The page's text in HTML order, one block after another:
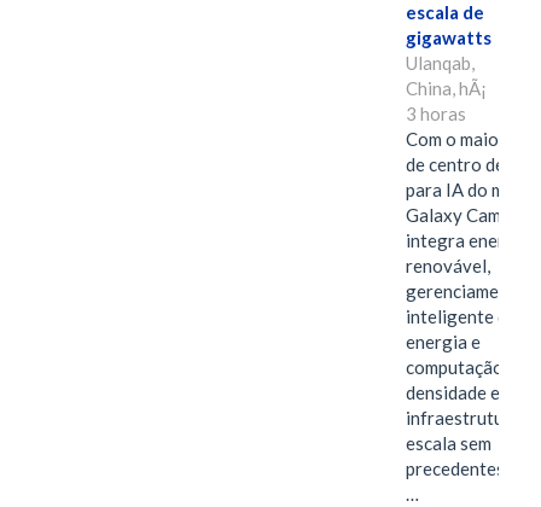
escala de
gigawatts
Ulanqab,
China, hÃ¡
3 horas
Com o maior
de centro de
para IA do
Galaxy Campus
integra energia
renovável,
gerenciamento
inteligente de
energia e
computação de
densidade em
infraestrutura
escala sem
…